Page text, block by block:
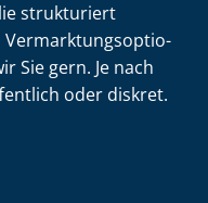
strukturiert
Ver­mark­tungs­op­tio­
Sie gern. Je nach
oder diskret.